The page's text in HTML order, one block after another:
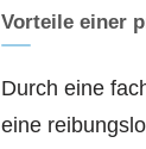
Vorteile einer
Durch eine
eine